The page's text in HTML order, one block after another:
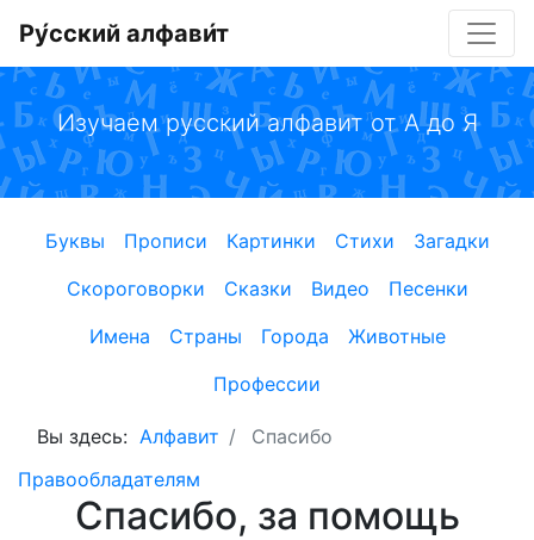
Ру́сский алфави́т
Изучаем русский алфавит от А до Я
Буквы Прописи Картинки Стихи
Загадки
Скороговорки
Сказки Видео
Песенки
Имена
Страны Города
Животные
Профессии
Вы здесь: Алфавит
Спасибо
Правообладателям
Спасибо, за помощь